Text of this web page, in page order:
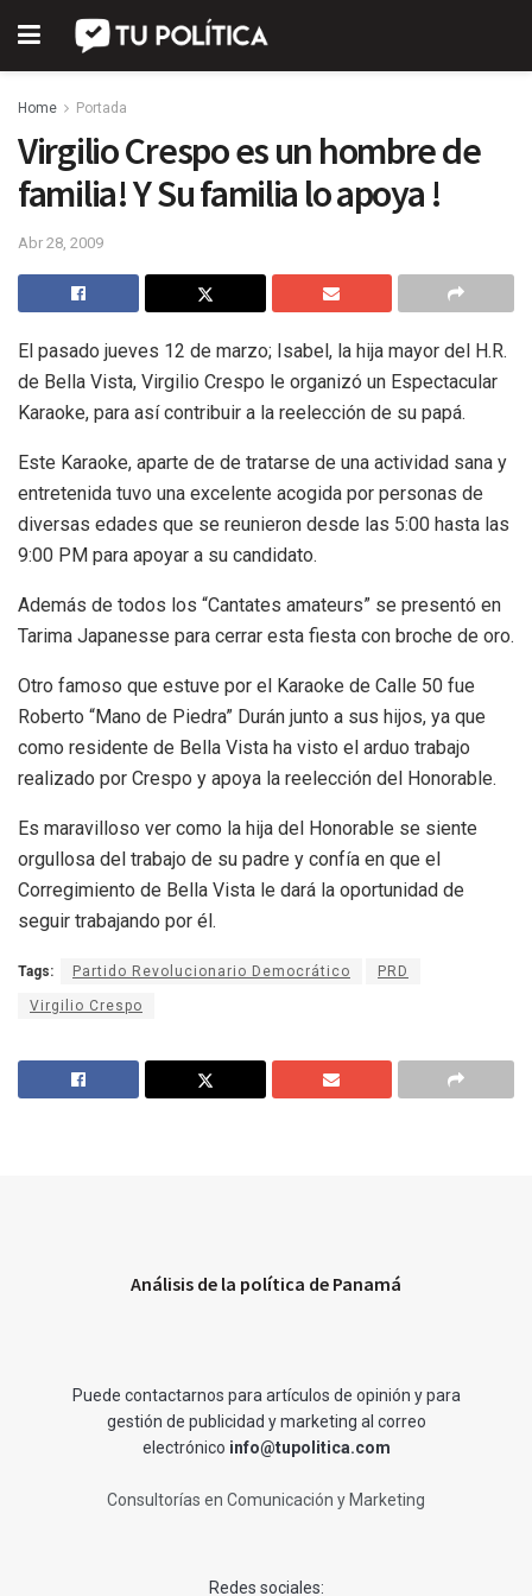
Home Portada
Virgilio Crespo es un hombre de
familia! Y Su familia lo apoya !
Abr 28, 2009
El pasado jueves 12 de marzo; Isabel, la hija mayor del H.R.
de Bella Vista, Virgilio Crespo le organizó un Espectacular
Karaoke, para así contribuir a la reelección de su papá.
Este Karaoke, aparte de de tratarse de una actividad sana y
entretenida tuvo una excelente acogida por personas de
diversas edades que se reunieron desde las 5:00 hasta las
9:00 PM para apoyar a su candidato.
Además de todos los “Cantates amateurs” se presentó en
Tarima Japanesse para cerrar esta fiesta con broche de oro.
Otro famoso que estuve por el Karaoke de Calle 50 fue
Roberto “Mano de Piedra” Durán junto a sus hijos, ya que
como residente de Bella Vista ha visto el arduo trabajo
realizado por Crespo y apoya la reelección del Honorable.
Es maravilloso ver como la hija del Honorable se siente
orgullosa del trabajo de su padre y confía en que el
Corregimiento de Bella Vista le dará la oportunidad de
seguir trabajando por él.
Tags: Partido Revolucionario Democrático PRD
Virgilio Crespo
Análisis de la política de Panamá
Puede contactarnos para artículos de opinión y para
gestión de publicidad y marketing al correo
electrónico info@tupolitica.com
Consultorías en Comunicación y Marketing
Redes sociales: